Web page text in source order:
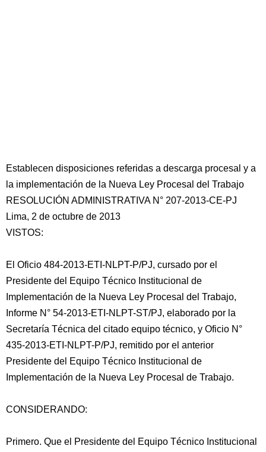
Establecen disposiciones referidas a descarga procesal y a
la implementación de la Nueva Ley Procesal del Trabajo
RESOLUCIÓN ADMINISTRATIVA N° 207-2013-CE-PJ
Lima, 2 de octubre de 2013
VISTOS:
El Oficio 484-2013-ETI-NLPT-P/PJ, cursado por el
Presidente del Equipo Técnico Institucional de
Implementación de la Nueva Ley Procesal del Trabajo,
Informe N° 54-2013-ETI-NLPT-ST/PJ, elaborado por la
Secretaría Técnica del citado equipo técnico, y Oficio N°
435-2013-ETI-NLPT-P/PJ, remitido por el anterior
Presidente del Equipo Técnico Institucional de
Implementación de la Nueva Ley Procesal de Trabajo.
CONSIDERANDO:
Primero. Que el Presidente del Equipo Técnico Institucional